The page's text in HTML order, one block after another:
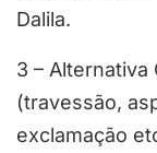
Dalila.
3 –
(travessão,
exclamação